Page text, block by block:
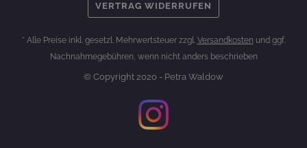
VERTRAG WIDERRUFEN
* Alle Preise inkl. gesetzl. Mehrwertsteuer zzgl. Versandkosten und ggf.
Nachnahmegebühren, wenn nicht anders beschrieben
© Copyright 2020 - Petra Waldow